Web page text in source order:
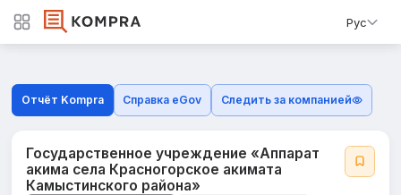
Рус
Отчёт Kompra Справка eGov Следить за компанией
Государственное учреждение «Аппарат
акима села Красногорское акимата
Камыстинского района»